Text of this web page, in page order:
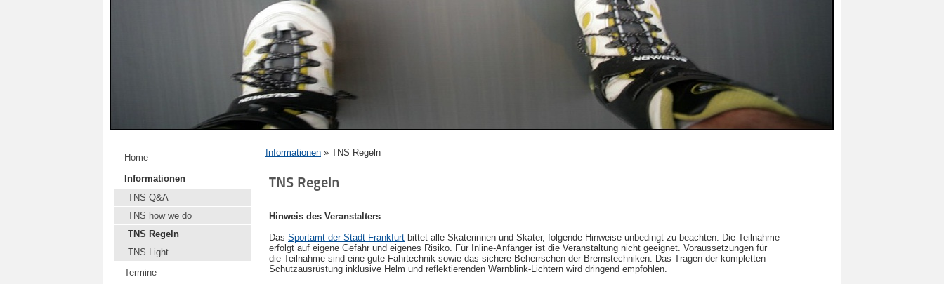
Home
Informationen
TNS Q&A
TNS how we do
TNS Regeln
TNS Light
Termine
Informationen » TNS Regeln
TNS Regeln
Hinweis des Veranstalters
Das Sportamt der Stadt Frankfurt bittet alle Skaterinnen und Skater, folgende Hinweise unbedingt zu beachten: Die Teilnahme
erfolgt auf eigene Gefahr und eigenes Risiko. Für Inline-Anfänger ist die Veranstaltung nicht geeignet. Voraussetzungen für
die Teilnahme sind eine gute Fahrtechnik sowie das sichere Beherrschen der Bremstechniken. Das Tragen der kompletten
Schutzausrüstung inklusive Helm und reflektierenden Warnblink-Lichtern wird dringend empfohlen.